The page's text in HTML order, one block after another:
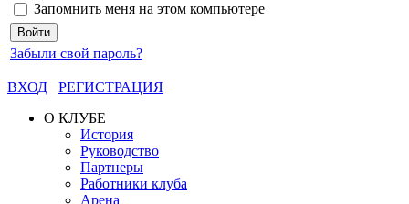
Запомнить меня на этом компьютере
Забыли свой пароль?
ВХОД
РЕГИСТРАЦИЯ
О КЛУБЕ
История
Руководство
Партнеры
Работники клуба
Арена